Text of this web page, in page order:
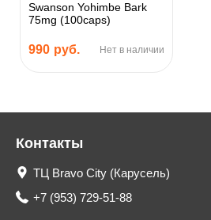
Swanson Yohimbe Bark
75mg (100caps)
990 руб. Нет в наличии
Контакты
ТЦ Bravo City (Карусель)
+7 (953) 729-51-88